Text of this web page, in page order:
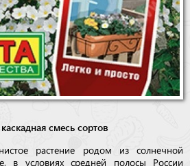
смесь сортов
растение родом из солнечной
в условиях средней полосы России